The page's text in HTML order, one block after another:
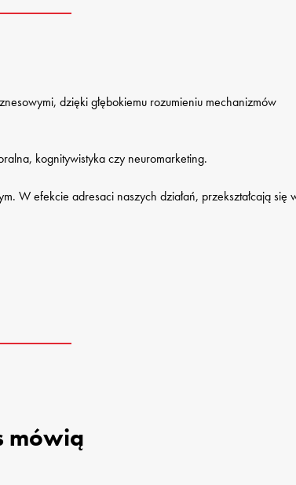
dzięki głębokiemu rozumieniu mechanizmów
kognitywistyka czy neuromarketing.
W efekcie adresaci naszych działań, przekształcają się
mówią